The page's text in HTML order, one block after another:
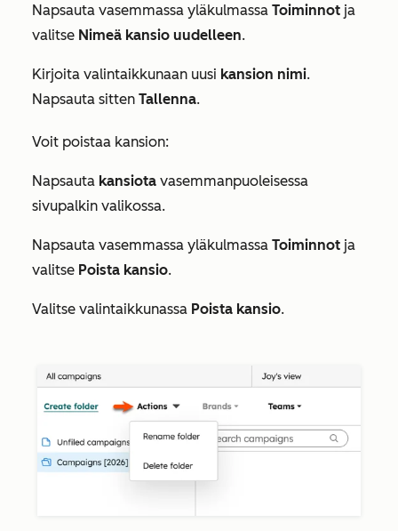
Napsauta vasemmassa yläkulmassa Toiminnot ja
valitse Nimeä kansio uudelleen.
Kirjoita valintaikkunaan uusi kansion nimi.
Napsauta sitten Tallenna.
Voit poistaa kansion:
Napsauta kansiota vasemmanpuoleisessa
sivupalkin valikossa.
Napsauta vasemmassa yläkulmassa Toiminnot ja
valitse Poista kansio.
Valitse valintaikkunassa Poista kansio.